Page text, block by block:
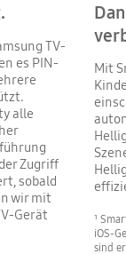
TV-
es PIN-
alle
Zugriff
sobald
wir mit
Gerät
Mit
¹
iOS-
sind